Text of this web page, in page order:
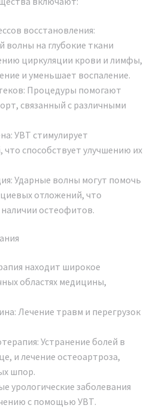
представитель
производству
аппаратов
волновой
WAVE PRO 2024
представителем завода,
Федерации. Наша компания
гарантию и сервисное
протяжении гарантийного
Аппарат ударно-
WAVE PRO 2024 получает
Предоставляется
по всей
В штате компании работают
врачи-
восстановления:
волны на глубокие ткани
циркуляции крови и лимфы,
и уменьшает воспаление.
Процедуры помогают
связанный с различными
УВТ стимулирует
что способствует улучшению их
Ударные волны могут помочь
отложений, что
остеофитов.
находит широкое
областях медицины,
Лечение травм и перегрузок
Устранение болей в
и лечение остеоартроза,
шпор.
урологические заболевания
с помощью УВТ.